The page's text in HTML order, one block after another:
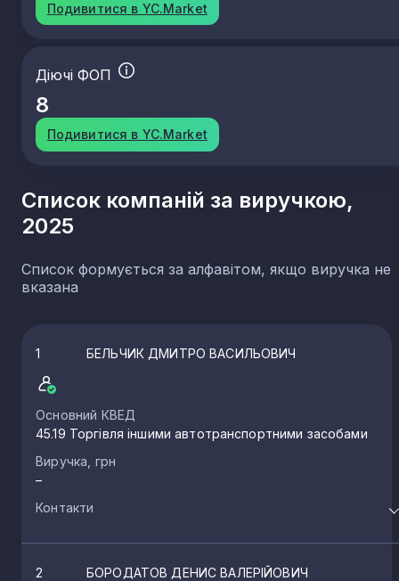
Подивитися в YC.Market
Діючі ФОП
8
Подивитися в YC.Market
Список компаній за виручкою,
2025
Список формується за алфавітом, якщо виручка не
вказана
1 БЕЛЬЧИК ДМИТРО ВАСИЛЬОВИЧ
Основний КВЕД
45.19 Торгівля іншими автотранспортними засобами
Виручка, грн
–
Контакти
2 БОРОДАТОВ ДЕНИС ВАЛЕРІЙОВИЧ